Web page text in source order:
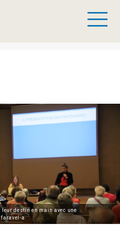
leur destin en main avec une
a